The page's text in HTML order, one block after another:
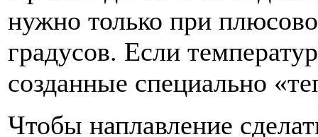
нужно только при
градусов. Если
созданные специально
Чтобы наплавление